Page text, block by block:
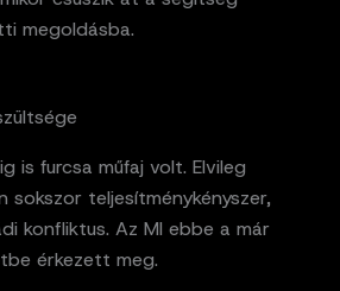
megoldásba.
is furcsa műfaj volt. Elvileg
sokszor teljesítménykényszer,
konfliktus. Az MI ebbe a már
érkezett meg.